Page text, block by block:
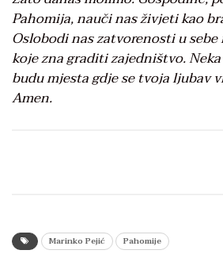
Pahomija, nauči nas živjeti kao
Oslobodi nas zatvorenosti u
koje zna graditi zajedništvo.
budu mjesta gdje se tvoja ljubav
Amen.
Marinko Pejić Pahomije